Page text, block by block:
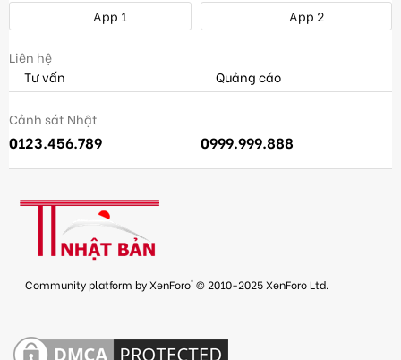
App 1
App 2
Liên hệ
Tư vấn
Quảng cáo
Cảnh sát Nhật
0123.456.789 0999.999.888
Community platform by XenForo® © 2010-2025 XenForo Ltd.